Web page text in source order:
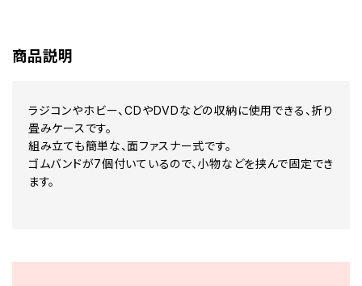
商品説明
ラジコンやホビー、CDやDVDなどの収納に使用できる、折り
畳みケースです。
組み立ても簡単な、面ファスナー式です。
ゴムバンドが7個付いているので、小物などを挟んで固定でき
ます。